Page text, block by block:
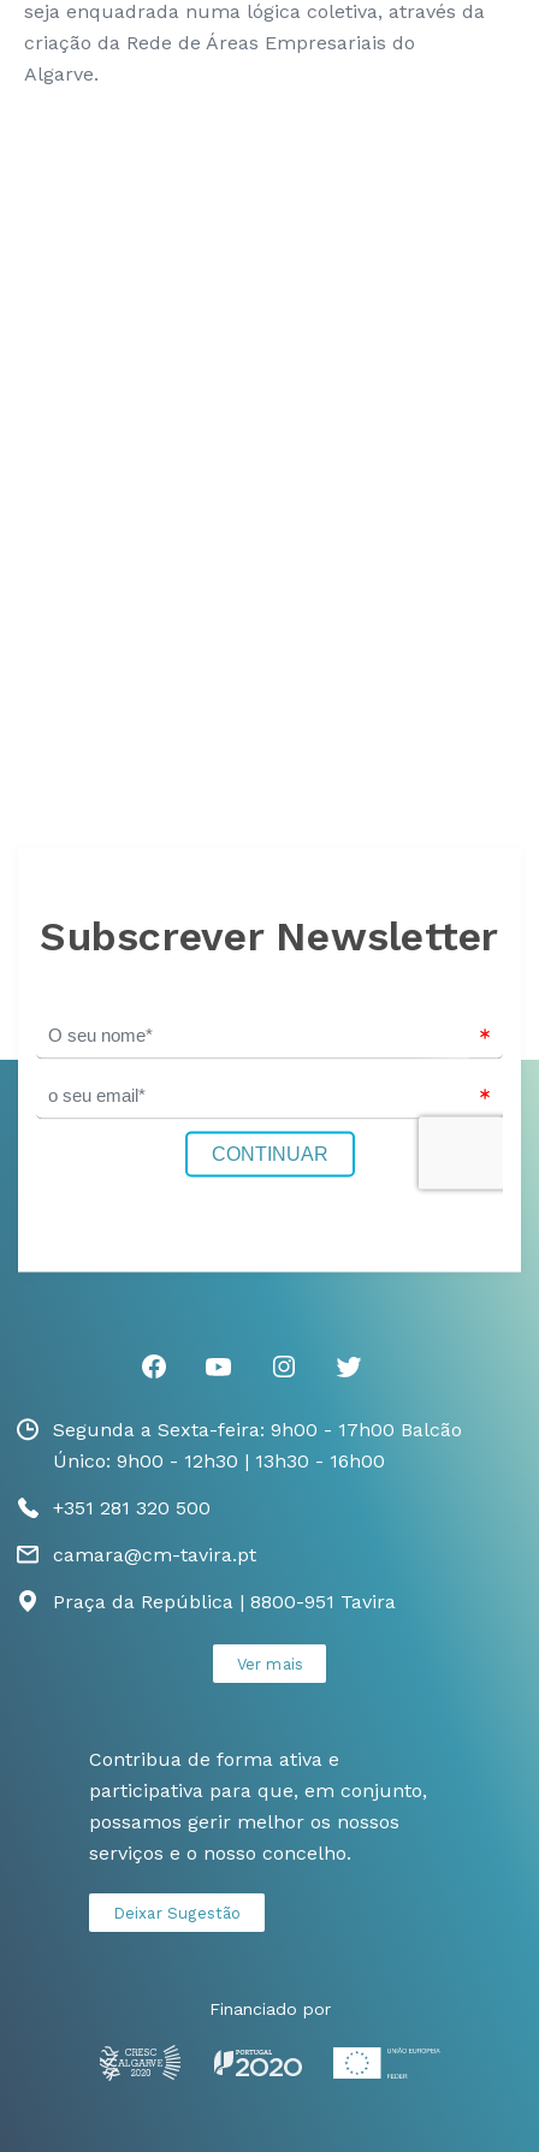
seja enquadrada numa lógica coletiva, através da
criação da Rede de Áreas Empresariais do
Algarve.
Subscrever Newsletter
Segunda a Sexta-feira: 9h00 - 17h00 Balcão
Único: 9h00 - 12h30 | 13h30 - 16h00
+351 281 320 500
camara@cm-tavira.pt
Praça da República | 8800-951 Tavira
Ver mais
Contribua de forma ativa e
participativa para que, em conjunto,
possamos gerir melhor os nossos
serviços e o nosso concelho.
Deixar Sugestão
Financiado por